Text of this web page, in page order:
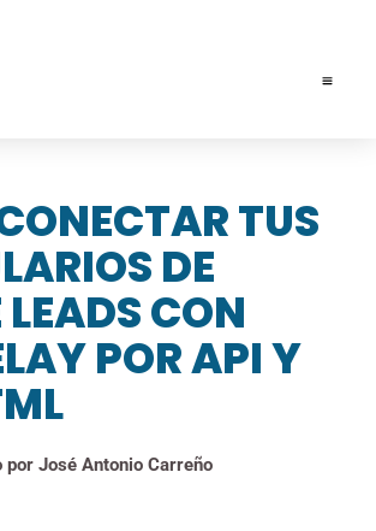
TUS
DE
CON
POR API Y
por José Antonio Carreño